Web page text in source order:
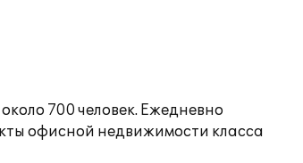
700 человек. Ежедневно
офисной недвижимости класса